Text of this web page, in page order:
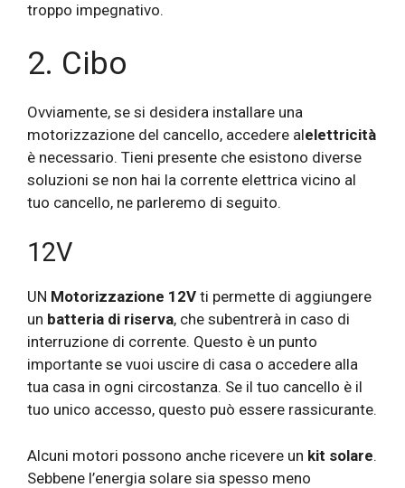
troppo impegnativo.
2. Cibo
Ovviamente, se si desidera installare una
motorizzazione del cancello, accedere alelettricità
è necessario. Tieni presente che esistono diverse
soluzioni se non hai la corrente elettrica vicino al
tuo cancello, ne parleremo di seguito.
12V
UN Motorizzazione 12V ti permette di aggiungere
un batteria di riserva, che subentrerà in caso di
interruzione di corrente. Questo è un punto
importante se vuoi uscire di casa o accedere alla
tua casa in ogni circostanza. Se il tuo cancello è il
tuo unico accesso, questo può essere rassicurante.
Alcuni motori possono anche ricevere un kit solare.
Sebbene l’energia solare sia spesso meno